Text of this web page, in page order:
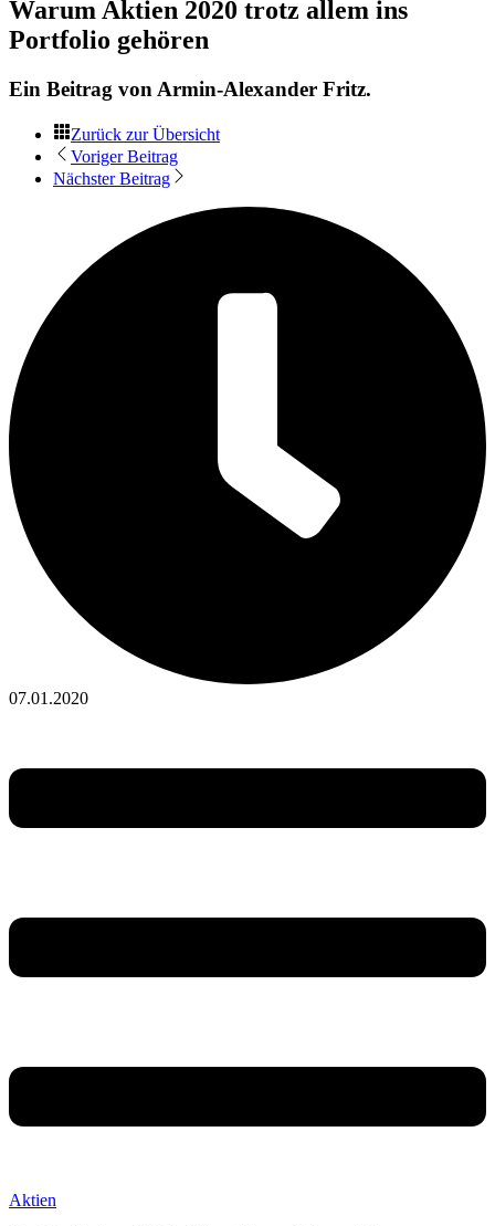
Warum Aktien 2020 trotz allem ins
Portfolio gehören
Ein Beitrag von Armin-Alexander Fritz.
Zurück zur Übersicht
Voriger Beitrag
Nächster Beitrag
07.01.2020
Aktien